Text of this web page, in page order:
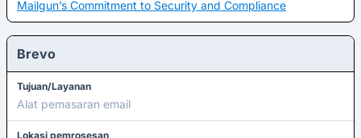
Mailgun’s Commitment to Security and Compliance
Brevo
Tujuan/Layanan
Alat pemasaran email
Lokasi pemrosesan